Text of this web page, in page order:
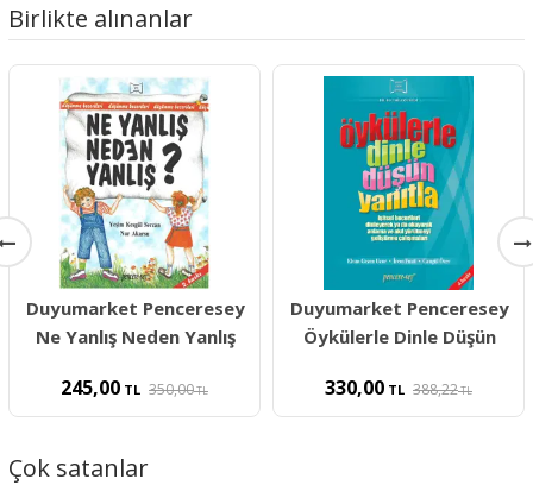
Birlikte alınanlar
Duyumarket Penceresey
Ne Yanlış Neden Yanlış
245,00 TL 350,00TL
Duyumarket Penceresey
Öykülerle Dinle Düşün
330,00 TL 388,22TL
Çok satanlar